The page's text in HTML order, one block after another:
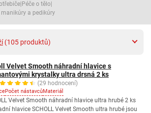
Péče o tělo
a pedikúry
Velvet Smooth náhradní hlavice s
krystalky ultra drsná 2 ks
(29 hodnocení)
Počet nástavcůMateriál
Velvet Smooth náhradní hlavice ultra hrubé 2 ks
hlavice SCHOLL Velvet Smooth ultra hrubé jsou
(105 produktů)